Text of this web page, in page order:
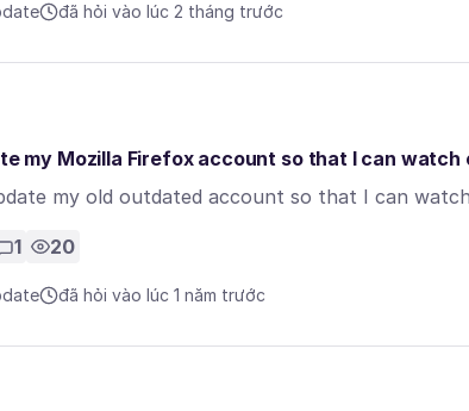
đã hỏi vào lúc 2 tháng trước
my Mozilla Firefox account so that I can watch
my old outdated account so that I can
1 20
đã hỏi vào lúc 1 năm trước